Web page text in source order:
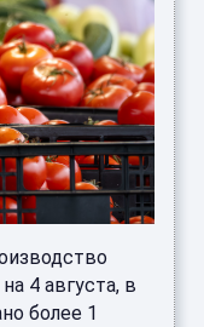
4 августа, в
более 1